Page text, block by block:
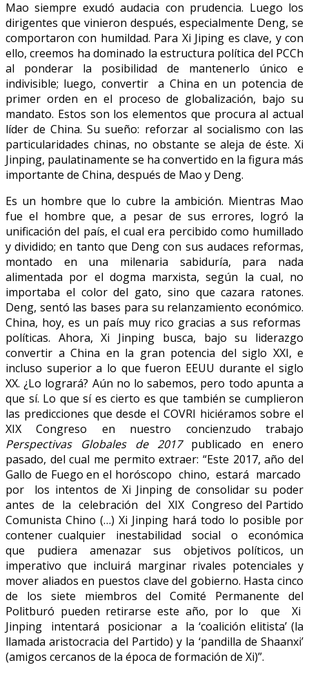
Mao siempre exudó audacia con prudencia. Luego los
dirigentes que vinieron después, especialmente Deng, se
comportaron con humildad. Para Xi Jiping es clave, y con
ello, creemos ha dominado la estructura política del PCCh
al ponderar la posibilidad de mantenerlo único e
indivisible; luego, convertir a China en un potencia de
primer orden en el proceso de globalización, bajo su
mandato. Estos son los elementos que procura al actual
líder de China. Su sueño: reforzar al socialismo con las
particularidades chinas, no obstante se aleja de éste. Xi
Jinping, paulatinamente se ha convertido en la figura más
importante de China, después de Mao y Deng.
Es un hombre que lo cubre la ambición. Mientras Mao
fue el hombre que, a pesar de sus errores, logró la
unificación del país, el cual era percibido como humillado
y dividido; en tanto que Deng con sus audaces reformas,
montado en una milenaria sabiduría, para nada
alimentada por el dogma marxista, según la cual, no
importaba el color del gato, sino que cazara ratones.
Deng, sentó las bases para su relanzamiento económico.
China, hoy, es un país muy rico gracias a sus reformas
políticas. Ahora, Xi Jinping busca, bajo su liderazgo
convertir a China en la gran potencia del siglo XXI, e
incluso superior a lo que fueron EEUU durante el siglo
XX. ¿Lo logrará? Aún no lo sabemos, pero todo apunta a
que sí. Lo que sí es cierto es que también se cumplieron
las predicciones que desde el COVRI hiciéramos sobre el
XIX Congreso en nuestro concienzudo trabajo
Perspectivas Globales de 2017publicado en enero
pasado, del cual me permito extraer: “Este 2017, año del
Gallo de Fuego en el horóscopo chino, estará marcado
por los intentos de Xi Jinping de consolidar su poder
antes de la celebración del XIX Congreso del Partido
Comunista Chino (…) Xi Jinping hará todo lo posible por
contener cualquier inestabilidad social o económica
que pudiera amenazar sus objetivos políticos, un
imperativo que incluirá marginar rivales potenciales y
mover aliados en puestos clave del gobierno. Hasta cinco
de los siete miembros del Comité Permanente del
Politburó pueden retirarse este año, por lo que Xi
Jinping intentará posicionar a la ‘coalición elitista’ (la
llamada aristocracia del Partido) y la ‘pandilla de Shaanxi’
(amigos cercanos de la época de formación de Xi)”.